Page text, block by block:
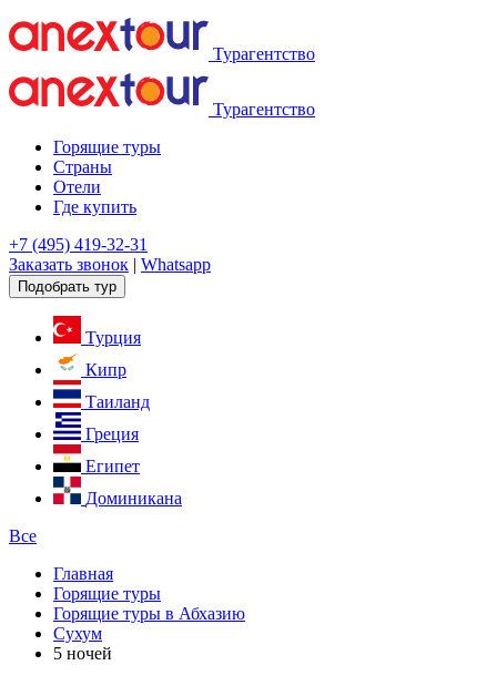
Турагентство
Турагентство
Горящие туры
Страны
Отели
Где купить
+7 (495) 419-32-31
Заказать звонок | Whatsapp
Подобрать тур
Турция
Кипр
Таиланд
Греция
Египет
Доминикана
Все
Главная
Горящие туры
Горящие туры в Абхазию
Сухум
5 ночей